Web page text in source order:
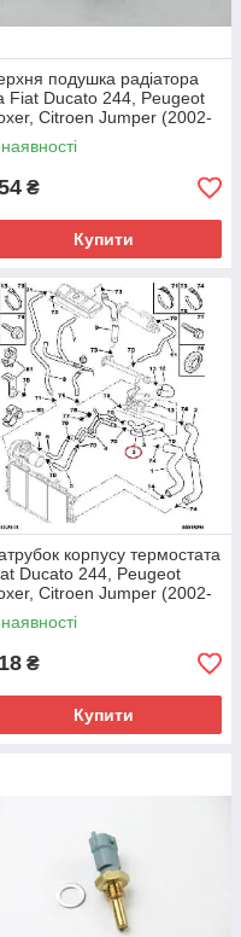
подушка радіатора
Fiat Ducato 244, Peugeot
Citroen Jumper (2002-
1321001080, 122127,
Італія
₴
Купити
корпусу термостата
Ducato 244, Peugeot
Citroen Jumper (2002-
2.8, 98470606
₴
Купити